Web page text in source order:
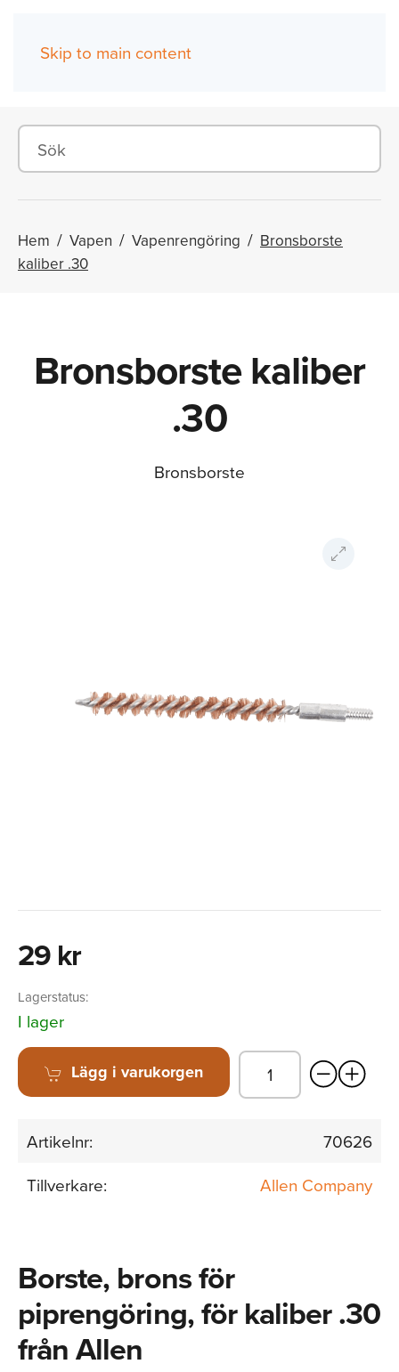
Skip to main content
Hem Vapen Vapenrengöring
Bronsborste
kaliber .30
Bronsborste kaliber
.30
Bronsborste
29 kr
Lagerstatus:
I lager
Lägg i varukorgen
Artikelnr:
70626
Tillverkare:
Allen Company
Borste, brons för
piprengöring, för kaliber .30
från Allen